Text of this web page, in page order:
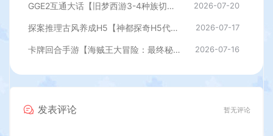
GGE2互通大话【旧梦西游3-4种族切换】最新整理Win系服务端+安卓PC互通客户端+内置GM工具+全套源码+详细搭建教程 2026-07-20
探案推理古风养成H5【神都探奇H5代金券内购版】最新整理单机一键即玩镜像端+Linux手工服务端+CDK授权后台+详细搭建教程 2026-07-17
卡牌回合手游【海贼王大冒险：最终秘宝多区跨服版】最新整理单机一键即玩镜像端+Linux手工服务端+管理后台+CDK授权后台+安卓+详细搭建教程 2026-07-16
发表评论 暂无评论